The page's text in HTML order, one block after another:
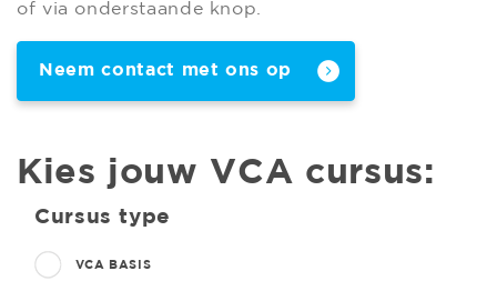
of via onderstaande knop.
Neem contact met ons op
Kies jouw VCA cursus:
Cursus type
VCA BASIS